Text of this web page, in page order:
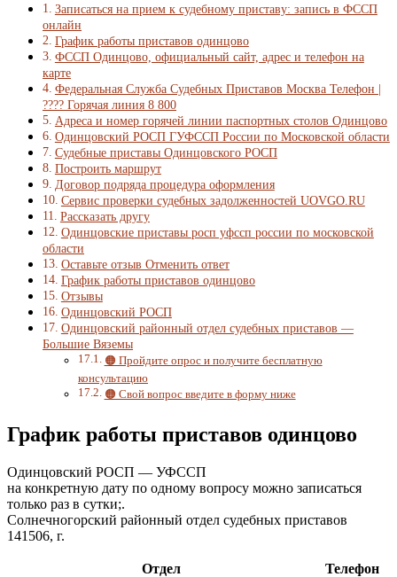
Записаться на прием к судебному приставу: запись в ФССП
онлайн
График работы приставов одинцово
ФССП Одинцово, официальный сайт, адрес и телефон на
карте
Федеральная Служба Судебных Приставов Москва Телефон |
???? Горячая линия 8 800
Адреса и номер горячей линии паспортных столов Одинцово
Одинцовский РОСП ГУФССП России по Московской области
Судебные приставы Одинцовского РОСП
Построить маршрут
Договор подряда процедура оформления
Сервис проверки судебных задолженностей UOVGO.RU
Рассказать другу
Одинцовские приставы росп уфссп россии по московской
области
Оставьте отзыв Отменить ответ
График работы приставов одинцово
Отзывы
Одинцовский РОСП
Одинцовский районный отдел судебных приставов —
Большие Вяземы
🟠 Пройдите опрос и получите бесплатную
консультацию
🟠 Свой вопрос введите в форму ниже
График работы приставов одинцово
Одинцовский РОСП — УФССП
на конкретную дату по одному вопросу можно записаться
только раз в сутки;.
Солнечногорский районный отдел судебных приставов
141506, г.
Отдел
Телефон